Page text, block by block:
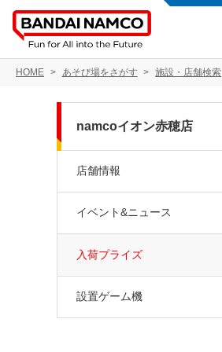
HOME あそび場をさがす 施設・店舗検索
namcoイオン赤穂店
店舗情報
イベント&ニュース
入荷プライズ
設置ゲーム機